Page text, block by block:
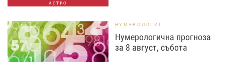
АСТРО
НУМЕРОЛОГИЯ
Нумерологична прогноза
за 8 август, събота